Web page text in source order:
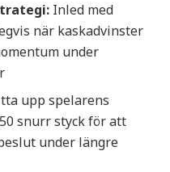
Inled med
när kaskadvinster
under
upp spelarens
snurr styck för att
under längre